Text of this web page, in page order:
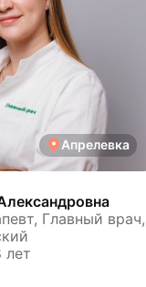
Апрелевка
Главный врач,
лет